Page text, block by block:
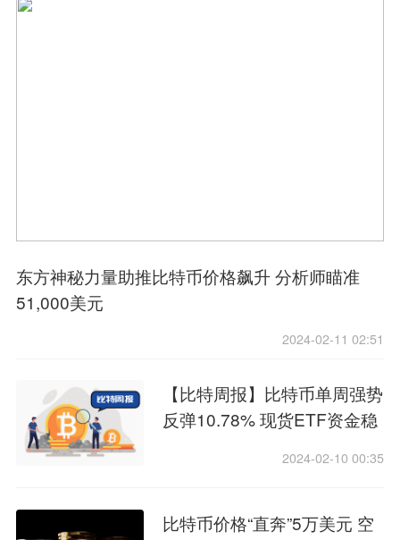
东方神秘力量助推比特币价格飙升 分析师瞄准
51,000美元
2024-02-11 02:51
【比特周报】比特币单周强势
反弹10.78% 现货ETF资金稳
2024-02-10 00:35
比特币价格“直奔”5万美元 空